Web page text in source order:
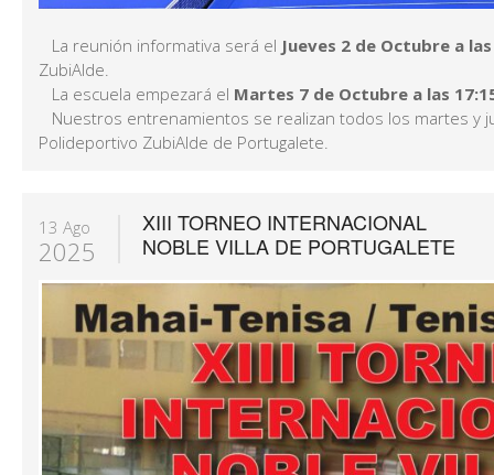
La reunión informativa será el Jueves 2 de Octubre a
ZubiAlde.
La escuela empezará el Martes 7 de Octubre a las
Nuestros entrenamientos se realizan todos los martes y
Polideportivo ZubiAlde de Portugalete.
13 Ago
2025
XIII TORNEO INTERNACIONAL
NOBLE VILLA DE PORTUGALETE